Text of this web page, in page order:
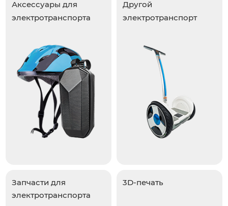
Аксессуары для
электротранспорта
Другой
электротранспорт
Запчасти для
электротранспорта
3D-печать